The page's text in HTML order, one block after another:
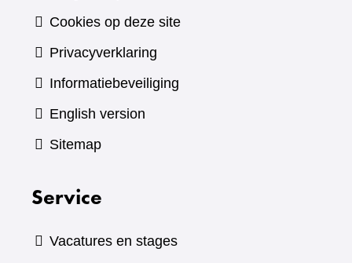
Cookies op deze site
Privacyverklaring
Informatiebeveiliging
English version
Sitemap
Service
Vacatures en stages